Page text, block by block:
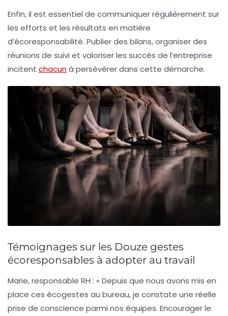
Enfin, il est essentiel de communiquer régulièrement sur
les efforts et les résultats en matière
d’écoresponsabilité. Publier des bilans, organiser des
réunions de suivi et valoriser les succès de l’entreprise
incitent chacunà persévérer dans cette démarche.
Témoignages sur les Douze gestes
écoresponsables à adopter au travail
Marie, responsable RH : « Depuis que nous avons mis en
place ces écogestes au bureau, je constate une réelle
prise de conscience parmi nos équipes. Encourager le